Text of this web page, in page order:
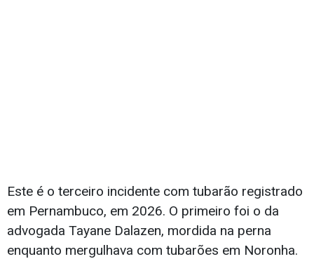
Este é o terceiro incidente com tubarão registrado
em Pernambuco, em 2026. O primeiro foi o da
advogada Tayane Dalazen, mordida na perna
enquanto mergulhava com tubarões em Noronha.